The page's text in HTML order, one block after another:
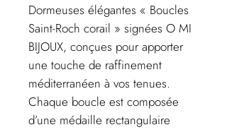
Dormeuses élégantes « Boucles
Saint-Roch corail » signées O MI
BIJOUX, conçues pour apporter
une touche de raffinement
méditerranéen à vos tenues.
Chaque boucle est composée
d’une médaille rectangulaire